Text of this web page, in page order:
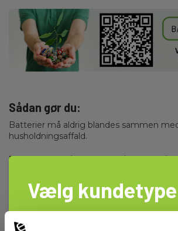
Sådan gør du:
Batterier må aldrig blandes sammen
husholdningsaffald.
Brug de eksisterende
Din lokale genbrugsplads,
særlige beholdere til
batterier.
Vælg kundetype